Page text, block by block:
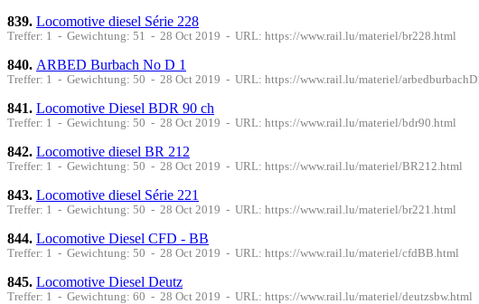
839. Locomotive diesel Série 228
Treffer: 1 - Gewichtung: 51 - 28 Oct 2019 - URL: https://www.rail.lu/materiel/br228.html
840. ARBED Burbach No D 1
Treffer: 1 - Gewichtung: 50 - 28 Oct 2019 - URL: https://www.rail.lu/materiel/
841. Locomotive Diesel BDR 90 ch
Treffer: 1 - Gewichtung: 50 - 28 Oct 2019 - URL: https://www.rail.lu/materiel/bdr90.html
842. Locomotive diesel BR 212
Treffer: 1 - Gewichtung: 50 - 28 Oct 2019 - URL: https://www.rail.lu/materiel/BR212.html
843. Locomotive diesel Série 221
Treffer: 1 - Gewichtung: 50 - 28 Oct 2019 - URL: https://www.rail.lu/materiel/br221.html
844. Locomotive Diesel CFD - BB
Treffer: 1 - Gewichtung: 50 - 28 Oct 2019 - URL: https://www.rail.lu/materiel/cfdBB.html
845. Locomotive Diesel Deutz
Treffer: 1 - Gewichtung: 60 - 28 Oct 2019 - URL: https://www.rail.lu/materiel/deutzsbw.html